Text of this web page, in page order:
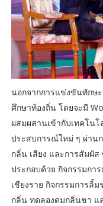
นอกจากการแข่งขันทักษ
ศึกษาท้องถิ่น โดยจะมี
ผสมผสานเข้ากับเทคโนโ
ประสบการณ์ใหม่ ๆ ผ่าน
กลิ่น เสียง และการสัมผั
ประกอบด้วย กิจกรรมกา
เชียงราย กิจกรรมการลิ้
กลิ่น ทดลองดมกลิ่นชา แ